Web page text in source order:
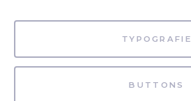
TYPOGRAFIE
BUTTONS